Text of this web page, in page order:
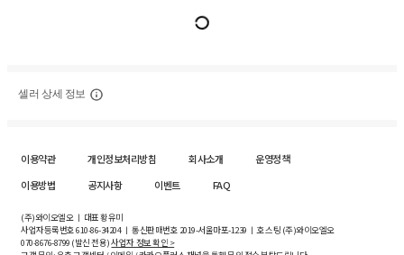
셀러 상세 정보
이용약관 개인정보처리방침 회사소개
운영정책
이용방법
공지사항 이벤트 FAQ
(주)와이오엘오 ㅣ 대표 황유미
사업자등록번호610-86-34204ㅣ 통신판매번호 2019-서울마포-1239 ㅣ 호스팅 (주)와이오엘오
070-8676-8799 (발신 전용)사업자 정보 확인 >